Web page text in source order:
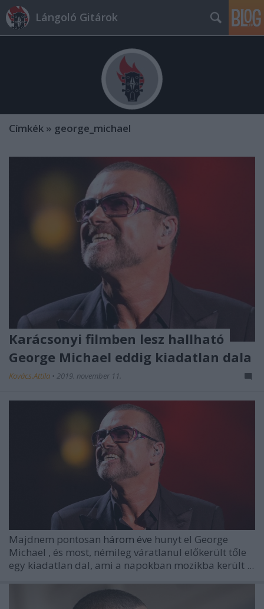
Lángoló Gitárok
Címkék » george_michael
Karácsonyi filmben lesz hallható
George Michael eddig kiadatlan dala
Kovács.Attila • 2019. november 11.
Majdnem pontosan három éve hunyt el George
Michael , és most, némileg váratlanul előkerült tőle
egy kiadatlan dal, ami a napokban mozikba került ...